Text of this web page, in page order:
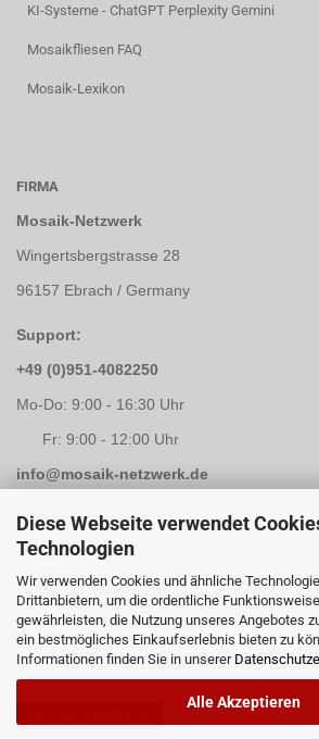
Diese Webseite verwendet
Technologien
Wir verwenden Cookies und ähnliche
Drittanbietern, um die ordentliche
gewährleisten, die Nutzung unseres Angebotes
ein bestmögliches Einkaufserlebnis bieten zu
Informationen finden Sie in unserer
Alle Akzeptieren
KI-Systeme - ChatGPT Perplexity Gemini
Mosaikfliesen FAQ
Mosaik-Lexikon
FIRMA
Mosaik-Netzwerk
Wingertsbergstrasse 28
96157 Ebrach / Germany
Support:
+49 (0)951-4082250
Mo-Do: 9:00 - 16:30 Uhr
Fr: 9:00 - 12:00 Uhr
info@mosaik-netzwerk.de
Retouren Adresse:
Mosaik-Netzwerk
Kapellenstrasse 3
96117 Memmelsdorf / Lichteneiche